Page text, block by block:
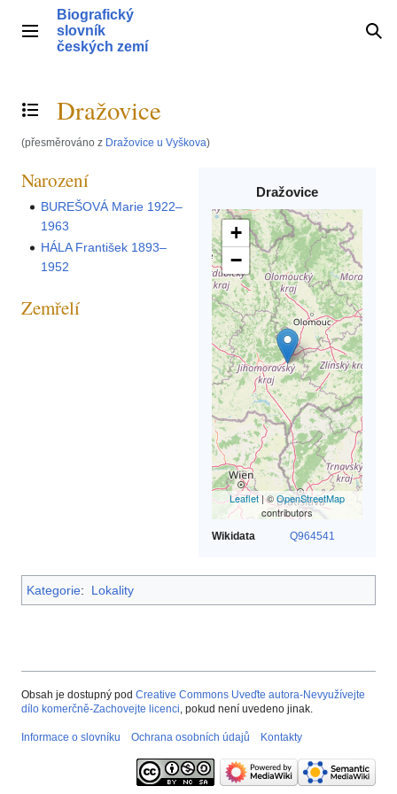
obsahHlavní menu
Biografický
slovník
českých zemí
Přepnout obsah
Dražovice
(přesměrováno z Dražovice u Vyškova)
Dražovice
+
−
Leaflet| ©OpenStreetMap
contributors
Wikidata Q964541
Narození
BUREŠOVÁ Marie 1922–
1963
HÁLA František 1893–
1952
Zemřelí
Kategorie: Lokality
Obsah je dostupný pod Creative Commons Uveďte autora-Nevyužívejte
dílo komerčně-Zachovejte licenci, pokud není uvedeno jinak.
Informace o slovníku Ochrana osobních údajů Kontakty